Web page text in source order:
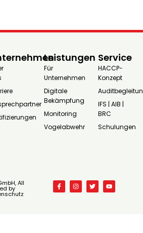
Leistungen
Für
Unternehmen
Digitale
Bekämpfung
Monitoring
Vogelabwehr
Service
HACCP-
Konzept
IFS | AIB |
BRC
Schulungen
All
by